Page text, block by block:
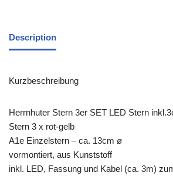
Description
Kurzbeschreibung
Herrnhuter Stern 3er SET LED Stern
Stern 3 x rot-gelb
A1e Einzelstern – ca. 13cm ø
vormontiert, aus Kunststoff
inkl. LED, Fassung und Kabel (ca. 3m)